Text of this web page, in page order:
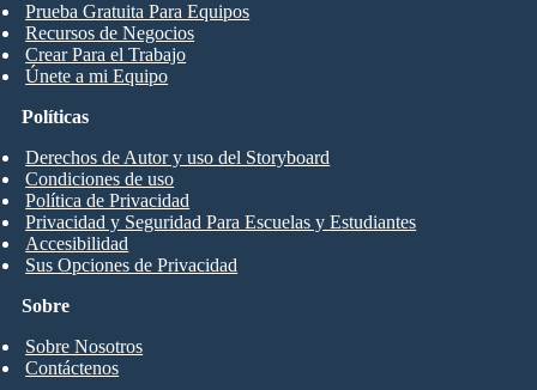
Prueba Gratuita Para Equipos
Recursos de Negocios
Crear Para el Trabajo
Únete a mi Equipo
Sobre
Sobre Nosotros
Contáctenos
Políticas
Derechos de Autor y uso del Storyboard
Condiciones de uso
Política de Privacidad
Privacidad y Seguridad Para Escuelas y Estudiantes
Accesibilidad
Sus Opciones de Privacidad